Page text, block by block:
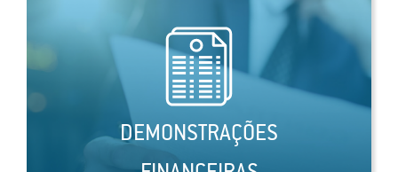
DEMONSTRAÇÕES